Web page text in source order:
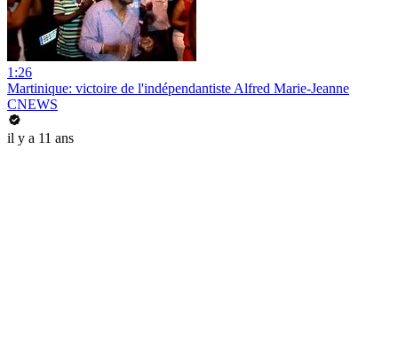
1:26
Martinique: victoire de l'indépendantiste Alfred Marie-Jeanne
CNEWS
il y a 11 ans